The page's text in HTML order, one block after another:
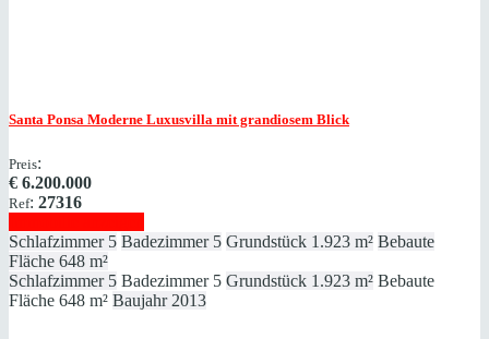
Santa Ponsa Moderne Luxusvilla mit grandiosem Blick
Preis:
€ 6.200.000
Ref: 27316
Schlafzimmer 5 Badezimmer 5 Grundstück 1.923 m² Bebaute
Fläche 648 m²
Schlafzimmer 5 Badezimmer 5 Grundstück 1.923 m² Bebaute
Fläche 648 m² Baujahr 2013